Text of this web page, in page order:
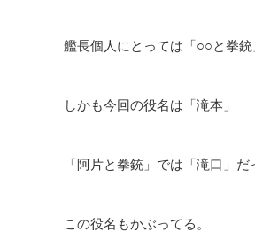
艦長個人にとっては「○○と拳銃
しかも今回の役名は「滝本」
「阿片と拳銃」では「滝口」だ
この役名もかぶってる。